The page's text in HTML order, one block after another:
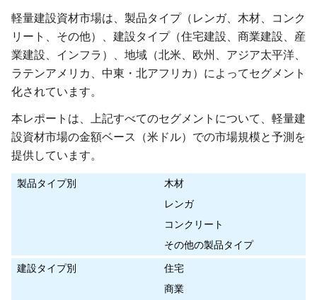
軽量建設資材市場は、製品タイプ（レンガ、木材、コンク
リート、その他）、建設タイプ（住宅建設、商業建設、産
業建設、インフラ）、地域（北米、欧州、アジア太平洋、
ラテンアメリカ、中東・北アフリカ）によってセグメント
化されています。
本レポートは、上記すべてのセグメントについて、軽量建
設資材市場の金額ベース（米ドル）での市場規模と予測を
提供しています。
製品タイプ別
木材
レンガ
コンクリート
その他の製品タイプ
建設タイプ別
住宅
商業